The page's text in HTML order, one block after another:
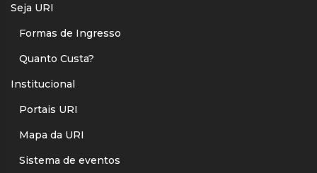
Seja URI
Formas de Ingresso
Quanto Custa?
Institucional
Portais URI
Mapa da URI
Sistema de eventos